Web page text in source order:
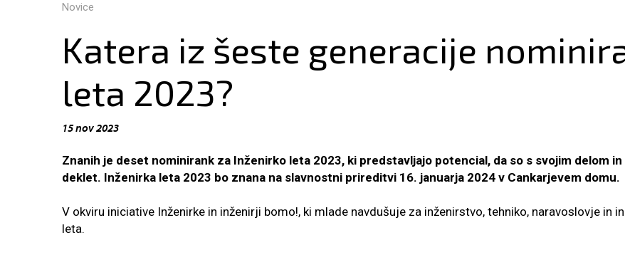
Novice
Katera iz šeste generacije
leta 2023?
15 nov 2023
Znanih je deset nominirank za Inženirko leta 2023, ki predstavljajo potencial, da so s svojim delom
deklet. Inženirka leta 2023 bo znana na slavnostni prireditvi 16. januarja 2024 v Cankarjevem domu.
V okviru iniciative Inženirke in inženirji bomo!, ki mlade navdušuje za inženirstvo, tehniko, naravoslovje in
leta.